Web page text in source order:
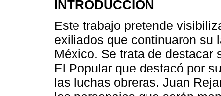
INTRODUCCIÓN
Este trabajo pretende
exiliados que continuaron su
México. Se trata de destacar
El Popular que destacó por
las luchas obreras. Juan